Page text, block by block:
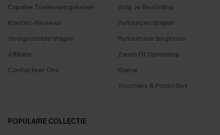
Cupshe Toeleveringsketen
Klanten-Reviews
Veelgestelde Vragen
Affiliate
Contacteer Ons
Volg Je Bestelling
Retourzendingen
Retourneer Beginnen
Zwem Fit Oplossing
Klarna
Vouchers & Promoties
POPULAIRE COLLECTIE